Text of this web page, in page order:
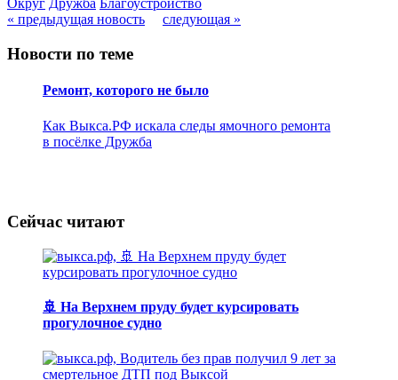
Округ Дружба Благоустройство
« предыдущая новость
следующая »
Новости по теме
Ремонт, которого не было
Как Выкса.РФ искала следы ямочного ремонта
в посёлке Дружба
Сейчас читают
🚢 На Верхнем пруду будет курсировать
прогулочное судно